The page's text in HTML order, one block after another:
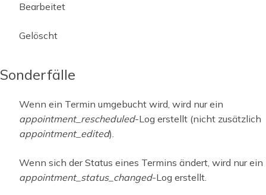
Bearbeitet
Gelöscht
Sonderfälle
Wenn ein Termin umgebucht wird, wird nur ein
appointment_rescheduled-Log erstellt (nicht zusätzlich
appointment_edited).
Wenn sich der Status eines Termins ändert, wird nur ein
appointment_status_changed-Log erstellt.